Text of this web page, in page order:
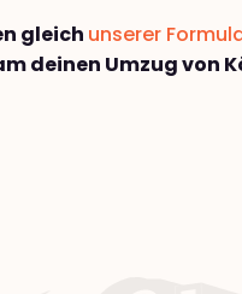
gleich unserer
deinen Umzug von